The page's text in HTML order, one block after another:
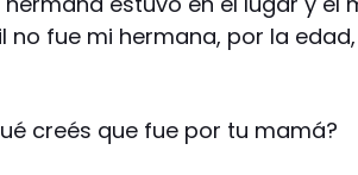
no fue mi hermana, por la edad,
creés que fue por tu mamá?